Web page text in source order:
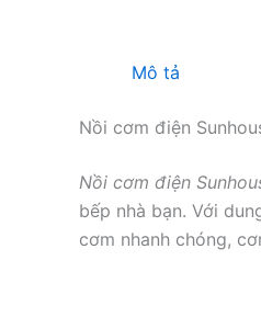
Mô tả
Nồi cơm điện
Nồi cơm điện
bếp nhà bạn. Với
cơm nhanh chóng,